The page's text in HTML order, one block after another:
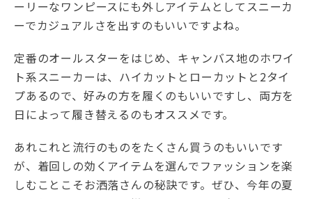
ーリーなワンピースにも外しアイテムとしてスニーカ
ーでカジュアルさを出すのもいいですよね。
定番のオールスターをはじめ、キャンバス地のホワイ
ト系スニーカーは、ハイカットとローカットと2タイ
プあるので、好みの方を履くのもいいですし、両方を
日によって履き替えるのもオススメです。
あれこれと流行のものをたくさん買うのもいいです
が、着回しの効くアイテムを選んでファッションを楽
しむことこそお洒落さんの秘訣です。ぜひ、今年の夏